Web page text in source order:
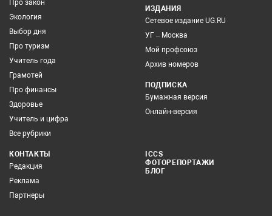
Про закон
Экология
Выбор дня
Про туризм
Учитель года
Грамотей
Про финансы
Здоровье
Учитель и цифра
Все рубрики
ИЗДАНИЯ
Сетевое издание UG.RU
УГ – Москва
Мой профсоюз
Архив номеров
ПОДПИСКА
Бумажная версия
Онлайн-версия
КОНТАКТЫ
Редакция
Реклама
Партнеры
ICCS
ФОТОРЕПОРТАЖИ
БЛОГ